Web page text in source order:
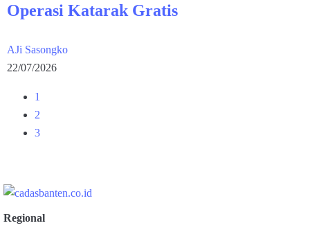
Operasi Katarak Gratis
AJi Sasongko
22/07/2026
1
2
3
Regional